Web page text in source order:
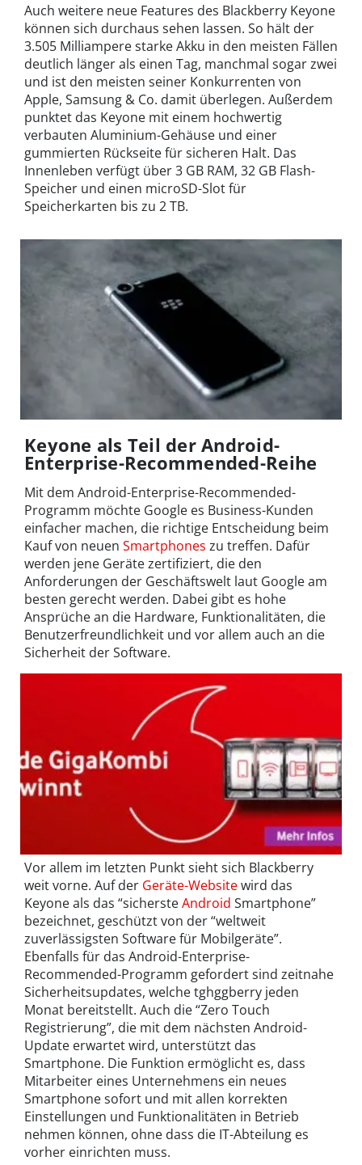
Auch weitere neue Features des Blackberry Keyone
können sich durchaus sehen lassen. So hält der
3.505 Milliampere starke Akku in den meisten Fällen
deutlich länger als einen Tag, manchmal sogar zwei
und ist den meisten seiner Konkurrenten von
Apple, Samsung & Co. damit überlegen. Außerdem
punktet das Keyone mit einem hochwertig
verbauten Aluminium-Gehäuse und einer
gummierten Rückseite für sicheren Halt. Das
Innenleben verfügt über 3 GB RAM, 32 GB Flash-
Speicher und einen microSD-Slot für
Speicherkarten bis zu 2 TB.
Keyone als Teil der Android-
Enterprise-Recommended-Reihe
Mit dem Android-Enterprise-Recommended-
Programm möchte Google es Business-Kunden
einfacher machen, die richtige Entscheidung beim
Kauf von neuen Smartphones zu treffen. Dafür
werden jene Geräte zertifiziert, die den
Anforderungen der Geschäftswelt laut Google am
besten gerecht werden. Dabei gibt es hohe
Ansprüche an die Hardware, Funktionalitäten, die
Benutzerfreundlichkeit und vor allem auch an die
Sicherheit der Software.
Vor allem im letzten Punkt sieht sich Blackberry
weit vorne. Auf der Geräte-Websitewird das
Keyone als das “sichersteAndroid Smartphone”
bezeichnet, geschützt von der “weltweit
zuverlässigsten Software für Mobilgeräte”.
Ebenfalls für das Android-Enterprise-
Recommended-Programm gefordert sind zeitnahe
Sicherheitsupdates, welche tghggberry jeden
Monat bereitstellt. Auch die “Zero Touch
Registrierung”, die mit dem nächsten Android-
Update erwartet wird, unterstützt das
Smartphone. Die Funktion ermöglicht es, dass
Mitarbeiter eines Unternehmens ein neues
Smartphone sofort und mit allen korrekten
Einstellungen und Funktionalitäten in Betrieb
nehmen können, ohne dass die IT-Abteilung es
vorher einrichten muss.